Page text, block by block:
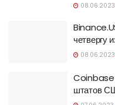
08.06.2023
четвергу
08.06.2023
Coinbase
штатов